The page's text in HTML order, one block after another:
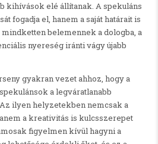
kihívások elé állítanak. A spekuláns
fogadja el, hanem a saját határait is
belemennek a dologba, a
nyereség iránti vágy újabb
gyakran vezet ahhoz, hogy a
a legváratlanabb
ilyen helyzetekben nemcsak a
a kreativitás is kulcsszerepet
figyelmen kívül hagyni a